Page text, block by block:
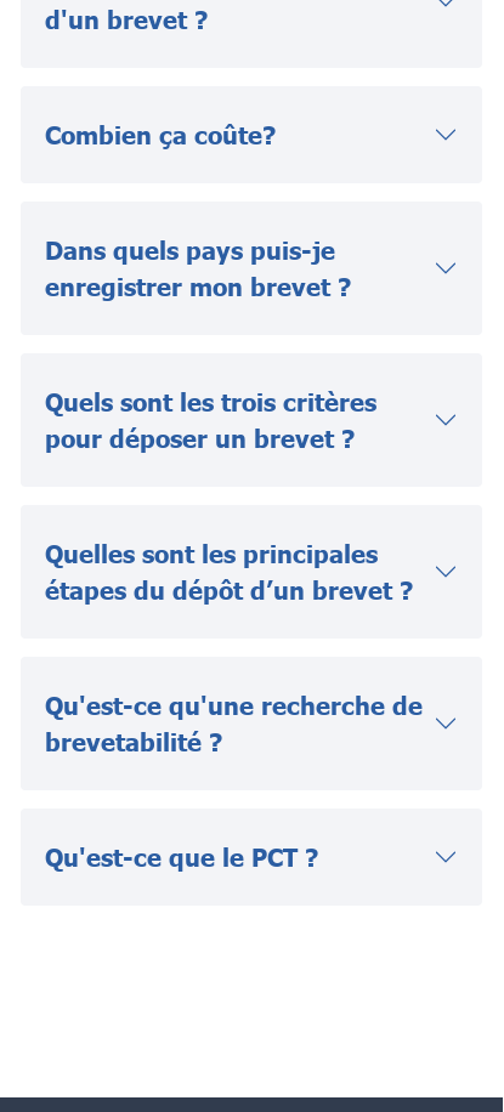
d'un brevet ?
Combien ça coûte?
Dans quels pays puis-je
enregistrer mon brevet ?
Quels sont les trois critères
pour déposer un brevet ?
Quelles sont les principales
étapes du dépôt d’un brevet ?
Qu'est-ce qu'une recherche de
brevetabilité ?
Qu'est-ce que le PCT ?